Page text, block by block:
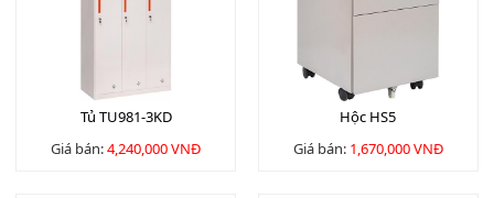
Tủ TU981-3KD
Giá bán:4,240,000 VNĐ
Hộc HS5
Giá bán: 1,670,000 VNĐ